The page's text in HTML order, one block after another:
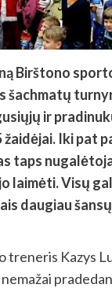
Birštono
šachmatų
ir
Iki pat
taps
laimėti. Visų
daugiau
treneris Kazys